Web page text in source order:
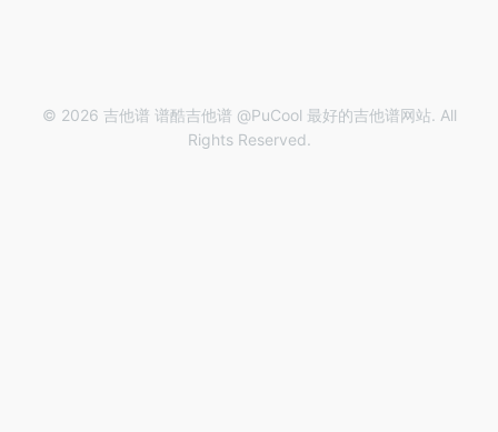
© 2026 吉他谱 谱酷吉他谱 @PuCool 最好的吉他谱网站. All
Rights Reserved.